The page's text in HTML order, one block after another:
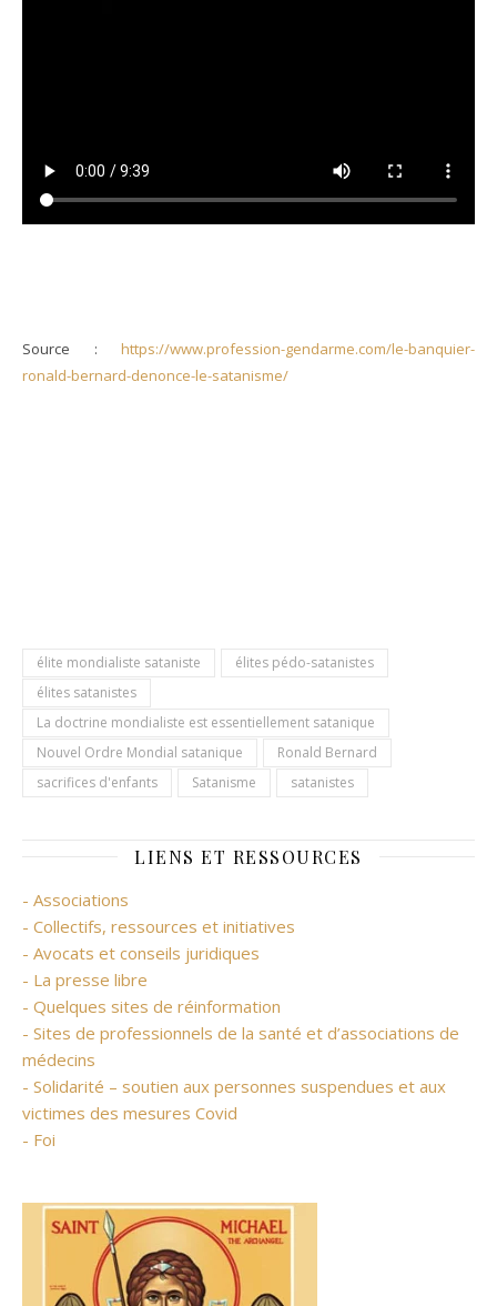
Source : https://www.profession-gendarme.com/le-banquier-
ronald-bernard-denonce-le-satanisme/
élite mondialiste sataniste
élites pédo-satanistes
élites satanistes
La doctrine mondialiste est essentiellement satanique
Nouvel Ordre Mondial satanique
Ronald Bernard
sacrifices d'enfants
Satanisme satanistes
LIENS ET RESSOURCES
- Associations
- Collectifs, ressources et initiatives
- Avocats et conseils juridiques
- La presse libre
- Quelques sites de réinformation
- Sites de professionnels de la santé et d’associations de
médecins
- Solidarité – soutien aux personnes suspendues et aux
victimes des mesures Covid
- Foi